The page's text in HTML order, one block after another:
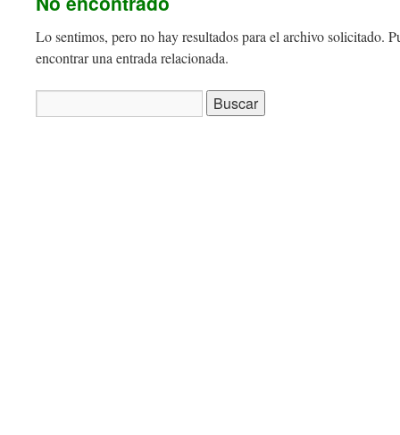
Lo sentimos, pero no hay resultados para el archivo solicitado.
encontrar una entrada relacionada.